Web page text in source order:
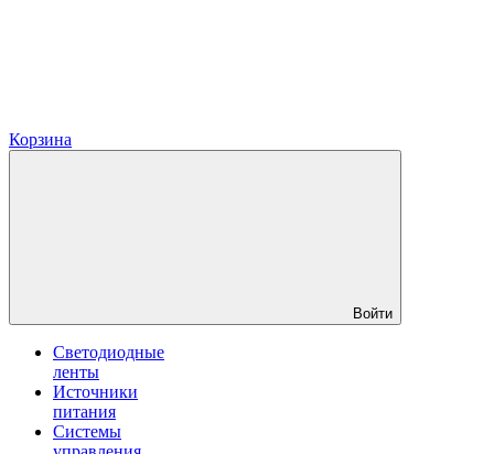
Корзина
Войти
Светодиодные
ленты
Источники
питания
Системы